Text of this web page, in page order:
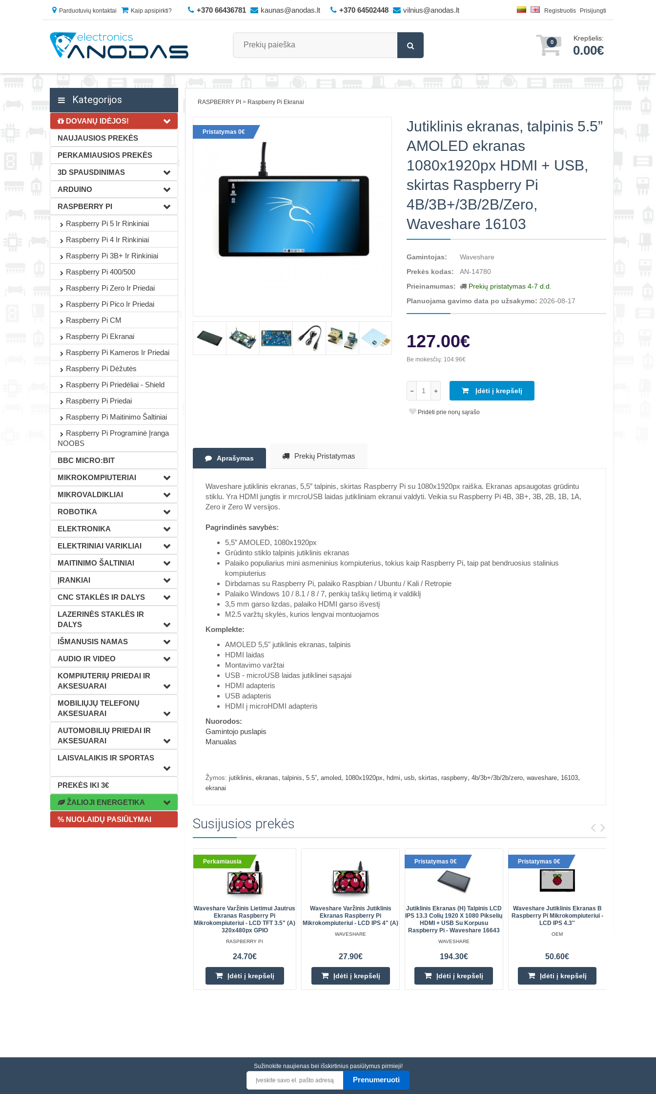
Parduotuvių kontaktai Kaip apsipirkti? +370 66436781 kaunas@anodas.lt +370 64502448 vilnius@anodas.lt Registruotis Prisijungti
0 Krepšelis:
0.00€
Kategorijos
DOVANŲ IDĖJOS!
NAUJAUSIOS PREKĖS
PERKAMIAUSIOS PREKĖS
3D SPAUSDINIMAS
ARDUINO
RASPBERRY PI
Raspberry Pi 5 Ir Rinkiniai
Raspberry Pi 4 Ir Rinkiniai
Raspberry Pi 3B+ Ir Rinkiniai
Raspberry Pi 400/500
Raspberry Pi Zero Ir Priedai
Raspberry Pi Pico Ir Priedai
Raspberry Pi CM
Raspberry Pi Ekranai
Raspberry Pi Kameros Ir Priedai
Raspberry Pi Dėžutės
Raspberry Pi Priedėliai - Shield
Raspberry Pi Priedai
Raspberry Pi Maitinimo Šaltiniai
Raspberry Pi Programinė Įranga
NOOBS
BBC MICRO:BIT
MIKROKOMPIUTERIAI
MIKROVALDIKLIAI
ROBOTIKA
ELEKTRONIKA
ELEKTRINIAI VARIKLIAI
MAITINIMO ŠALTINIAI
ĮRANKIAI
CNC STAKLĖS IR DALYS
LAZERINĖS STAKLĖS IR
DALYS
IŠMANUSIS NAMAS
AUDIO IR VIDEO
KOMPIUTERIŲ PRIEDAI IR
AKSESUARAI
MOBILIŲJŲ TELEFONŲ
AKSESUARAI
AUTOMOBILIŲ PRIEDAI IR
AKSESUARAI
LAISVALAIKIS IR SPORTAS
PREKĖS IKI 3€
ŽALIOJI ENERGETIKA
% NUOLAIDŲ PASIŪLYMAI
RASPBERRY PI Raspberry Pi Ekranai
Pristatymas 0€
Jutiklinis ekranas, talpinis 5.5”
AMOLED ekranas
1080x1920px HDMI + USB,
skirtas Raspberry Pi
4B/3B+/3B/2B/Zero,
Waveshare 16103
Gamintojas:
Waveshare
Prekės kodas:
AN-14780
Prieinamumas:
Prekių pristatymas 4-7 d.d.
Planuojama gavimo data po užsakymo: 2026-08-17
127.00€
Be mokesčių: 104.96€
Įdėti į krepšelį
Pridėti prie norų sąrašo
Aprašymas Prekių Pristatymas
Waveshare jutiklinis ekranas, 5,5” talpinis, skirtas Raspberry Pi su 1080x1920px raiška. Ekranas apsaugotas grūdintu
stiklu. Yra HDMI jungtis ir mrcroUSB laidas jutikliniam ekranui valdyti. Veikia su Raspberry Pi 4B, 3B+, 3B, 2B, 1B, 1A,
Zero ir Zero W versijos.
Pagrindinės savybės:
5,5” AMOLED, 1080x1920px
Grūdinto stiklo talpinis jutiklinis ekranas
Palaiko populiarius mini asmeninius kompiuterius, tokius kaip Raspberry Pi, taip pat bendruosius stalinius
kompiuterius
Dirbdamas su Raspberry Pi, palaiko Raspbian / Ubuntu / Kali / Retropie
Palaiko Windows 10 / 8.1 / 8 / 7, penkių taškų lietimą ir valdiklį
3,5 mm garso lizdas, palaiko HDMI garso išvestį
M2.5 varžtų skylės, kurios lengvai montuojamos
Komplekte:
AMOLED 5,5" jutiklinis ekranas, talpinis
HDMI laidas
Montavimo varžtai
USB - microUSB laidas jutiklinei sąsajai
HDMI adapteris
USB adapteris
HDMI į microHDMI adapteris
Nuorodos:
Gamintojo puslapis
Manualas
Žymos: jutiklinis, ekranas, talpinis, 5.5”, amoled, 1080x1920px, hdmi, usb, skirtas, raspberry, 4b/3b+/3b/2b/zero, waveshare, 16103,
ekranai
Susijusios prekės
Perkamiausia
Waveshare Varžinis Lietimui Jautrus
Ekranas Raspberry Pi
Mikrokompiuteriui - LCD TFT 3.5" (A)
320x480px GPIO
RASPBERRY PI
24.70€
Įdėti į krepšelį
Waveshare Varžinis Jutiklinis
Ekranas Raspberry Pi
Mikrokompiuteriui - LCD IPS 4" (A)
WAVESHARE
27.90€
Įdėti į krepšelį
Pristatymas 0€
Jutiklinis Ekranas (H) Talpinis LCD
IPS 13.3 Colių 1920 X 1080 Pikselių
HDMI + USB Su Korpusu
Raspberry Pi - Waveshare 16643
WAVESHARE
194.30€
Įdėti į krepšelį
Pristatymas 0€
Waveshare Jutiklinis Ekranas B
Raspberry Pi Mikrokompiuteriui -
LCD IPS 4.3''
OEM
50.60€
Įdėti į krepšelį
Sužinokite naujienas bei išskirtinius pasiūlymus pirmieji!
Prenumeruoti